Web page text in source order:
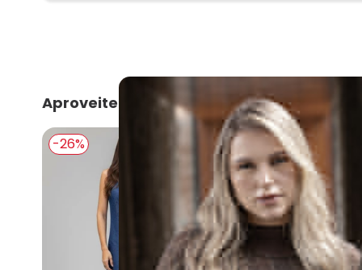
Aproveite e compre junto
-26% -5%